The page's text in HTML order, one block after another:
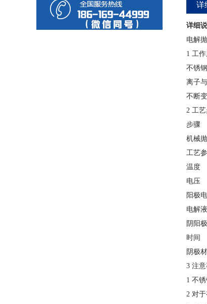
详
详细
电解
1 工
不锈
离子
不断
2 工
步骤
机械
工艺
温度
电压
阳极
电解
阴阳
时间
阴极
3 注
1 不
2 对